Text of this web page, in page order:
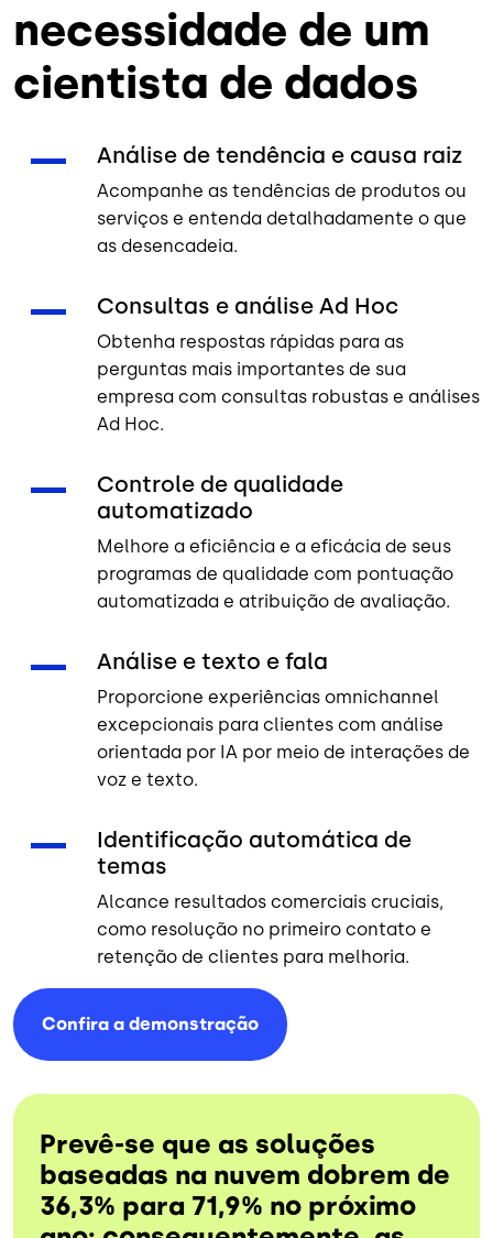
necessidade de um
cientista de dados
Análise de tendência e causa raiz
Acompanhe as tendências de produtos ou
serviços e entenda detalhadamente o que
as desencadeia.
Consultas e análise Ad Hoc
Obtenha respostas rápidas para as
perguntas mais importantes de sua
empresa com consultas robustas e análises
Ad Hoc.
Controle de qualidade
automatizado
Melhore a eficiência e a eficácia de seus
programas de qualidade com pontuação
automatizada e atribuição de avaliação.
Análise e texto e fala
Proporcione experiências omnichannel
excepcionais para clientes com análise
orientada por IA por meio de interações de
voz e texto.
Identificação automática de
temas
Alcance resultados comerciais cruciais,
como resolução no primeiro contato e
retenção de clientes para melhoria.
Confira a demonstração
Prevê-se que as soluções
baseadas na nuvem dobrem de
36,3% para 71,9% no próximo